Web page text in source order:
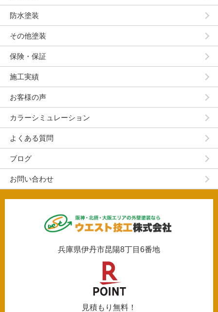
防水塗装
その他塗装
保険・保証
施工実績
お客様の声
カラーシミュレーション
よくある質問
ブログ
お問い合わせ
兵庫県伊丹市昆陽8丁目6番地
見積もり無料！